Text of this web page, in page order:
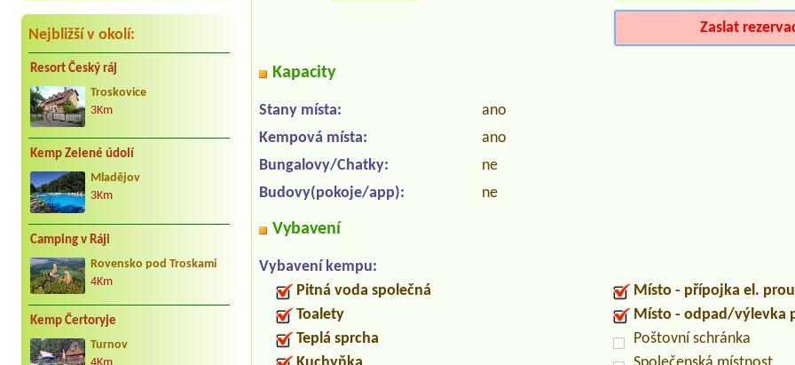
Nejbližší v okolí:
Resort Český ráj
Troskovice
3Km
Kemp Zelené údolí
Mladějov
3Km
Camping v Ráji
Rovensko pod Troskami
4Km
Kemp Čertoryje
Turnov
Zaslat
Kapacity
Stany místa:
ano
Kempová místa:
ano
Bungalovy/Chatky:
ne
Budovy(pokoje/app):
ne
Vybavení
Vybavení kempu:
Pitná voda společná
Toalety
Teplá sprcha
Místo - přípojka el.
Místo - odpad/výlevka
Poštovní schránka